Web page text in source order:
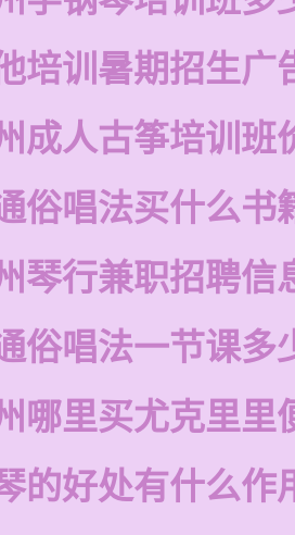
培训暑期招生广
成人古筝培训班
俗唱法买什么书
琴行兼职招聘信
俗唱法一节课多
哪里买尤克里里
的好处有什么作